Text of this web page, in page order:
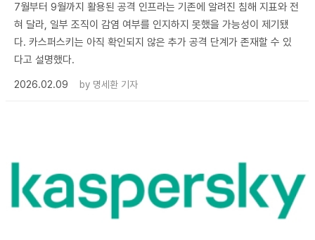
7월부터 9월까지 활용된 공격 인프라는 기존에 알려진 침해 지표와 전
혀 달라, 일부 조직이 감염 여부를 인지하지 못했을 가능성이 제기됐
다. 카스퍼스키는 아직 확인되지 않은 추가 공격 단계가 존재할 수 있
다고 설명했다.
2026.02.09
by 명세환 기자